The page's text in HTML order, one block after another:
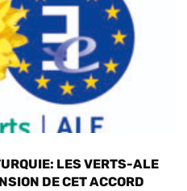
LES VERTS-ALE
DE CET ACCORD